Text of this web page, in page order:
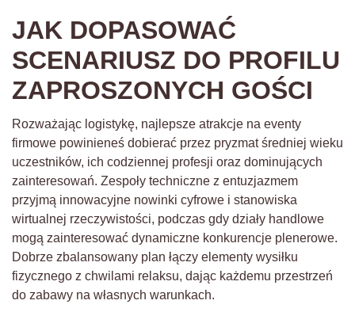
JAK DOPASOWAĆ
SCENARIUSZ DO PROFILU
ZAPROSZONYCH GOŚCI
Rozważając logistykę, najlepsze atrakcje na eventy
firmowe powinieneś dobierać przez pryzmat średniej wieku
uczestników, ich codziennej profesji oraz dominujących
zainteresowań. Zespoły techniczne z entuzjazmem
przyjmą innowacyjne nowinki cyfrowe i stanowiska
wirtualnej rzeczywistości, podczas gdy działy handlowe
mogą zainteresować dynamiczne konkurencje plenerowe.
Dobrze zbalansowany plan łączy elementy wysiłku
fizycznego z chwilami relaksu, dając każdemu przestrzeń
do zabawy na własnych warunkach.